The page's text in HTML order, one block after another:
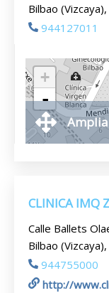
Bilbao
944127011
+
-
CLINICA IMQ
Calle Ballets
Bilbao
944755000
http://